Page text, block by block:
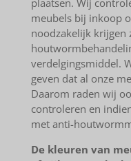
plaatsen. Wij
meubels bij inkoop
noodzakelijk krijgen
verdelgingsmiddel.
geven dat al onze
Daarom raden wij
controleren en
met anti-
De kleuren van